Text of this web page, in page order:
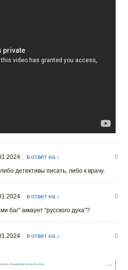
в ответ на ↓
0
детективы писать, либо к врачу.
в ответ на ↓
0
баг" аккаунт "русского духа"?
в ответ на ↓
0